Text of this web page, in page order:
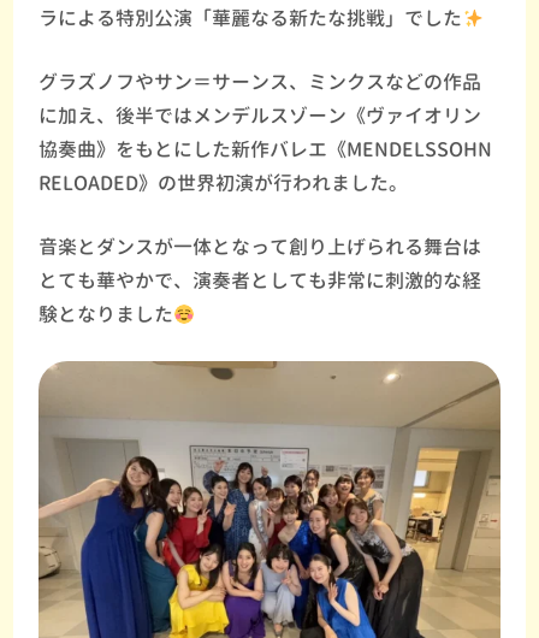
ラによる特別公演「華麗なる新たな挑戦」でした
グラズノフやサン＝サーンス、ミンクスなどの作品
に加え、後半ではメンデルスゾーン《ヴァイオリン
協奏曲》をもとにした新作バレエ《MENDELSSOHN
RELOADED》の世界初演が行われました。
音楽とダンスが一体となって創り上げられる舞台は
とても華やかで、演奏者としても非常に刺激的な経
験となりました